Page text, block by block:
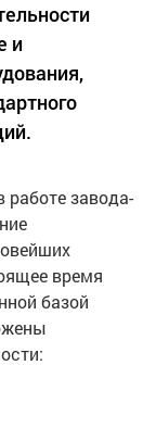
и
завода-
время
базой